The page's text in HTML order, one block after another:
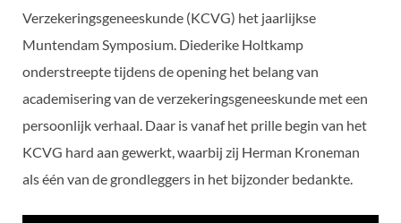
Verzekeringsgeneeskunde (KCVG) het jaarlijkse
Muntendam Symposium. Diederike Holtkamp
onderstreepte tijdens de opening het belang van
academisering van de verzekeringsgeneeskunde met een
persoonlijk verhaal. Daar is vanaf het prille begin van het
KCVG hard aan gewerkt, waarbij zij Herman Kroneman
als één van de grondleggers in het bijzonder bedankte.